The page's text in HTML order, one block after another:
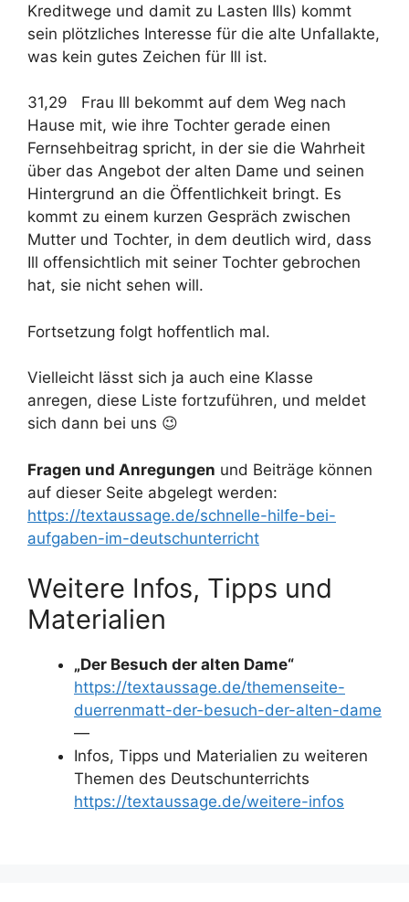
Kreditwege und damit zu Lasten Ills) kommt
sein plötzliches Interesse für die alte Unfallakte,
was kein gutes Zeichen für Ill ist.
31,29 Frau Ill bekommt auf dem Weg nach
Hause mit, wie ihre Tochter gerade einen
Fernsehbeitrag spricht, in der sie die Wahrheit
über das Angebot der alten Dame und seinen
Hintergrund an die Öffentlichkeit bringt. Es
kommt zu einem kurzen Gespräch zwischen
Mutter und Tochter, in dem deutlich wird, dass
Ill offensichtlich mit seiner Tochter gebrochen
hat, sie nicht sehen will.
Fortsetzung folgt hoffentlich mal.
Vielleicht lässt sich ja auch eine Klasse
anregen, diese Liste fortzuführen, und meldet
sich dann bei uns 😉
Fragen und Anregungen und Beiträge können
auf dieser Seite abgelegt werden:
https://textaussage.de/schnelle-hilfe-bei-
aufgaben-im-deutschunterricht
Weitere Infos, Tipps und
Materialien
„Der Besuch der alten Dame“
https://textaussage.de/themenseite-
duerrenmatt-der-besuch-der-alten-dame
—
Infos, Tipps und Materialien zu weiteren
Themen des Deutschunterrichts
https://textaussage.de/weitere-infos